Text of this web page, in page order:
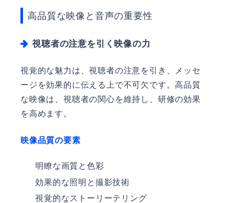
高品質な映像と音声の重要性
視聴者の注意を引く映像の力
視覚的な魅力は、視聴者の注意を引き、メッセ
ージを効果的に伝える上で不可欠です。高品質
な映像は、視聴者の関心を維持し、研修の効果
を高めます。
映像品質の要素
明瞭な画質と色彩
効果的な照明と撮影技術
視覚的なストーリーテリング